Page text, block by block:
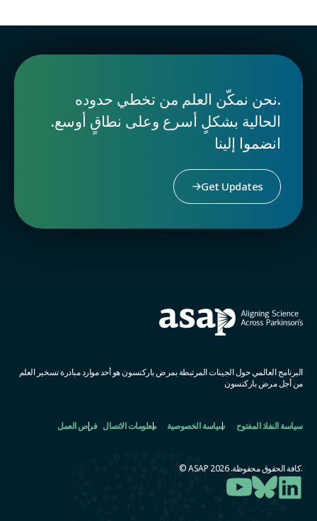
.نحن نمكّن العلم من تخطي حدوده
الحالية بشكلٍ أسرع وعلى نطاقٍ أوسع.
انضموا إلينا
Get Updates
البرنامج العالمي حول الجينات المرتبطة بمرض باركنسون هو أحد موارد مبادرة تسخير العلم
من أجل مرض باركنسون
سياسة النفاذ المفتوح سياسة الخصوصية معلومات الاتصال فرص العمل
.كافة الحقوق محفوظة. ASAP 2026 ©